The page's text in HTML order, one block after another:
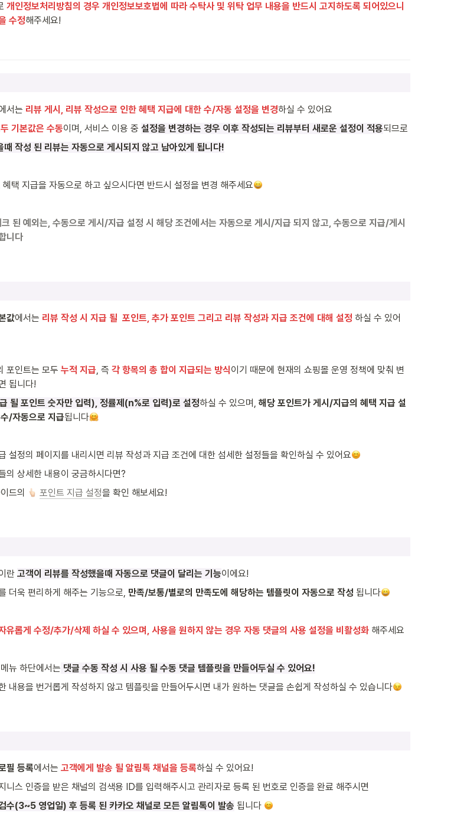
개인정보처리방침의 경우 개인정보보호법에 따라 수탁사 및 위탁 업무 내용을 반드시 고지하도록 되어있으니
수정해주세요!
서는 리뷰 게시, 리뷰 작성으로 인한 혜택 지급에 대한 수/자동 설정을 변경하실 수 있어요
기본값은 수동이며, 서비스 이용 중 설정을 변경하는 경우 이후 작성되는 리뷰부터 새로운 설정이 적용되므로
때 작성 된 리뷰는 자동으로 게시되지 않고 남아있게 됩니다!
혜택 지급을 자동으로 하고 싶으시다면 반드시 설정을 변경 해주세요
된 예외는, 수동으로 게시/지급 설정 시 해당 조건에서는 자동으로 게시/지급 되지 않고, 수동으로 지급/게시
니다
값에서는 리뷰 작성 시 지급 될  포인트, 추가 포인트 그리고 리뷰 작성과 지급 조건에 대해 설정 하실 수 있어
포인트는 모두 누적 지급, 즉 각 항목의 총 합이 지급되는 방식이기 때문에 현재의 쇼핑몰 운영 정책에 맞춰 변
됩니다!
될 포인트 숫자만 입력), 정률제(n%로 입력)로 설정하실 수 있으며, 해당 포인트가 게시/지급의 혜택 지급 설
/자동으로 지급됩니다
설정의 페이지를 내리시면 리뷰 작성과 지급 조건에 대한 섬세한 설정들을 확인하실 수 있어요
의 상세한 내용이 궁금하시다면?
드의
포인트 지급 설정을 확인 해보세요!
란 고객이 리뷰를 작성했을때 자동으로 댓글이 달리는 기능이에요!
더욱 편리하게 해주는 기능으로, 만족/보통/별로의 만족도에 해당하는 템플릿이 자동으로 작성 됩니다
유롭게 수정/추가/삭제 하실 수 있으며, 사용을 원하지 않는 경우 자동 댓글의 사용 설정을 비활성화 해주세요
뉴 하단에서는 댓글 수동 작성 시 사용 될 수동 댓글 템플릿을 만들어두실 수 있어요!
내용을 번거롭게 작성하지 않고 템플릿을 만들어두시면 내가 원하는 댓글을 손쉽게 작성하실 수 있습니다
필 등록에서는 고객에게 발송 될 알림톡 채널을 등록하실 수 있어요!
니스 인증을 받은 채널의 검색용 ID를 입력해주시고 관리자로 등록 된 번호로 인증을 완료 해주시면
수(3~5 영업일) 후 등록 된 카카오 채널로 모든 알림톡이 발송 됩니다